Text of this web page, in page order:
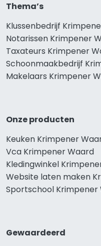
Thema’s
Klussenbedrijf
Notarissen Krimpener
Taxateurs Krimpener
Schoonmaakbedrijf
Makelaars Krimpener
Onze producten
Keuken Krimpener
Vca Krimpener Waard
Kledingwinkel
Website laten maken
Sportschool Krimpener
Gewaardeerd